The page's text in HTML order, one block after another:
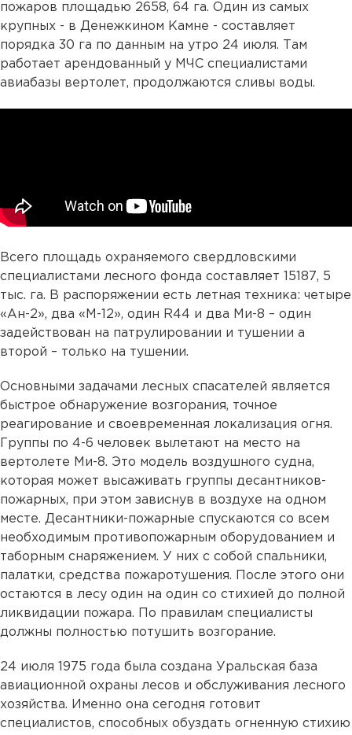
пожаров площадью 2658, 64 га. Один из самых
крупных - в Денежкином Камне - составляет
порядка 30 га по данным на утро 24 июля. Там
работает арендованный у МЧС специалистами
авиабазы вертолет, продолжаются сливы воды.
Всего площадь охраняемого свердловскими
специалистами лесного фонда составляет 15187, 5
тыс. га. В распоряжении есть летная техника: четыре
«Ан-2», два «М-12», один R44 и два Ми-8 – один
задействован на патрулировании и тушении а
второй – только на тушении.
Основными задачами лесных спасателей является
быстрое обнаружение возгорания, точное
реагирование и своевременная локализация огня.
Группы по 4-6 человек вылетают на место на
вертолете Ми-8. Это модель воздушного судна,
которая может высаживать группы десантников-
пожарных, при этом зависнув в воздухе на одном
месте. Десантники-пожарные спускаются со всем
необходимым противопожарным оборудованием и
таборным снаряжением. У них с собой спальники,
палатки, средства пожаротушения. После этого они
остаются в лесу один на один со стихией до полной
ликвидации пожара. По правилам специалисты
должны полностью потушить возгорание.
24 июля 1975 года была создана Уральская база
авиационной охраны лесов и обслуживания лесного
хозяйства. Именно она сегодня готовит
специалистов, способных обуздать огненную стихию